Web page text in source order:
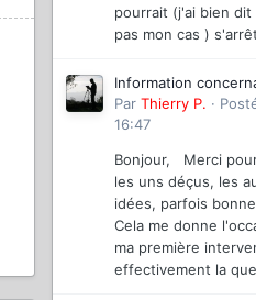
pourrait (j'ai bien
pas mon cas )
Information
magazinevideo
Par Thierry P. ·
16:47
Bonjour, Merci
les uns déçus, les
idées, parfois
Cela me donne
ma première
effectivement la